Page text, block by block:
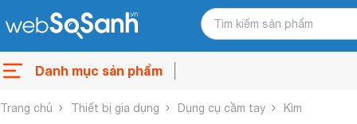
Danh mục sản phẩm
Trang chủ Thiết bị gia dụng Dụng cụ cầm tay Kìm